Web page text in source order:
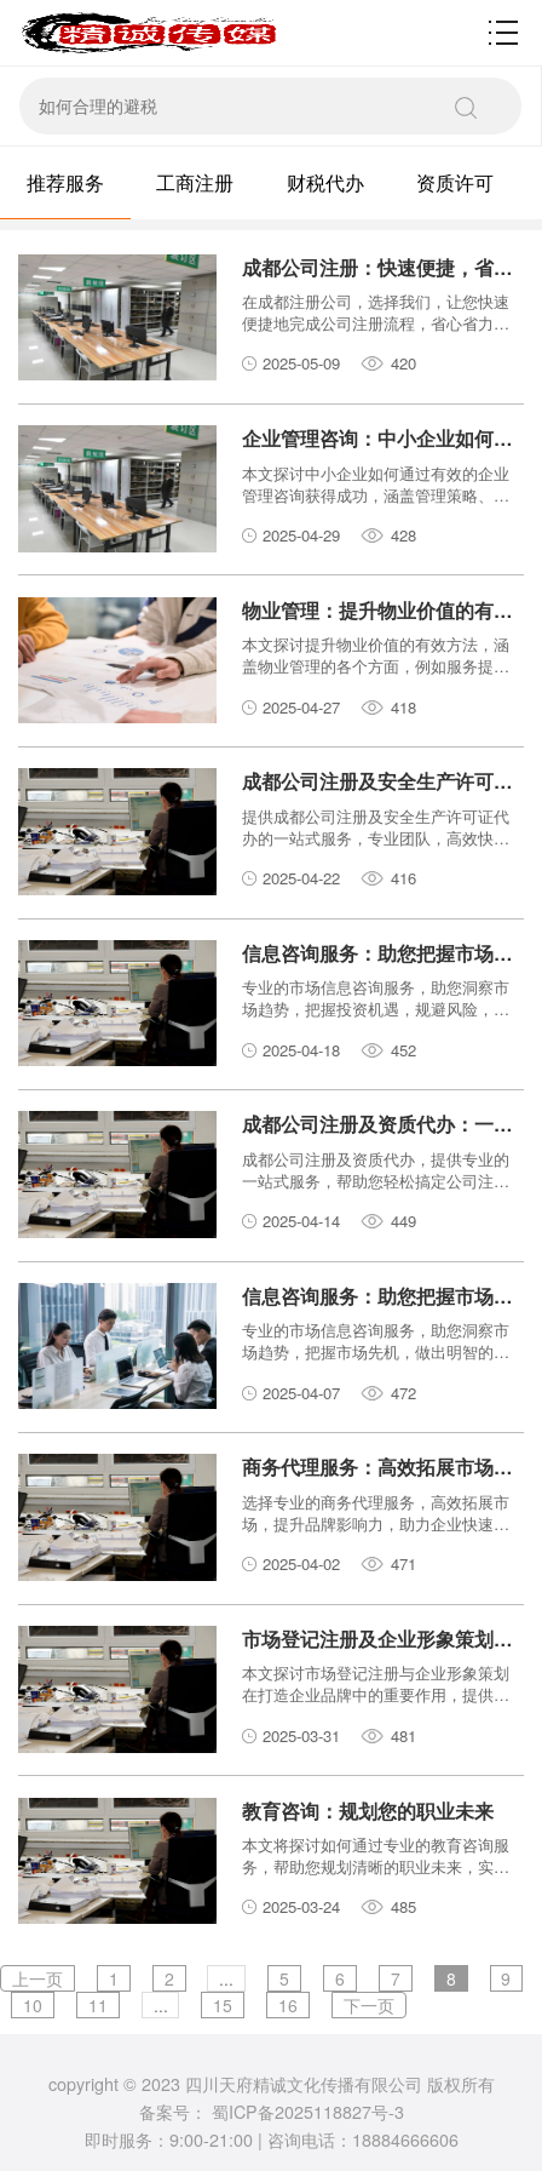
资质许可
推荐服务 工商注册 财税代办 资质许可
成都公司注册：快速便捷，省心省力
在成都注册公司，选择我们，让您快速
便捷地完成公司注册流程，省心省力，
2025-05-09
420
企业管理咨询：中小企业如何获得成功？
本文探讨中小企业如何通过有效的企业
管理咨询获得成功，涵盖管理策略、发
险控制等多个方面。
2025-04-29 428
物业管理：提升物业价值的有效方法
本文探讨提升物业价值的有效方法，涵
盖物业管理的各个方面，例如服务提
际案例分析，为物业管理者提供参考。
2025-04-27 418
成都公司注册及安全生产许可证代办：一站式服务
提供成都公司注册及安全生产许可证代
办的一站式服务，专业团队，高效快
2025-04-22
416
信息咨询服务：助您把握市场先机
专业的市场信息咨询服务，助您洞察市
场趋势，把握投资机遇，规避风险，制
竞争中脱颖而出。
2025-04-18 452
成都公司注册及资质代办：一站式服务，轻松搞定
成都公司注册及资质代办，提供专业的
一站式服务，帮助您轻松搞定公司注册
效便捷。
2025-04-14 449
信息咨询服务：助您把握市场先机
专业的市场信息咨询服务，助您洞察市
场趋势，把握市场先机，做出明智的商
2025-04-07
472
商务代理服务：高效拓展市场，提升品牌影响力！
选择专业的商务代理服务，高效拓展市
场，提升品牌影响力，助力企业快速发
2025-04-02
471
市场登记注册及企业形象策划：如何打造企业品牌？
本文探讨市场登记注册与企业形象策划
在打造企业品牌中的重要作用，提供系
好品牌形象，提升市场竞争力。
2025-03-31 481
教育咨询：规划您的职业未来
本文将探讨如何通过专业的教育咨询服
务，帮助您规划清晰的职业未来，实现
发展路径、升学规划等方面，为您提供
2025-03-24 485
上一页 1 2 ... 5 6 7 8
9
10
11 ... 15 16 下一页
copyright © 2023 四川天府精诚文化传播有限公司 版权所有
备案号： 蜀ICP备2025118827号-3
即时服务：9:00-21:00 | 咨询电话：18884666606